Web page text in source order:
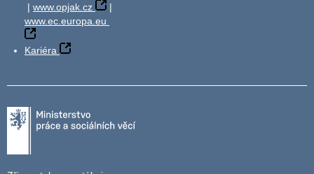
| www.opjak.cz
|
www.ec.europa.eu
Kariéra